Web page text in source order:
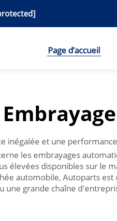
Page d’accueil
inégalée et une
les embrayages
élevées disponibles sur le
automobile, Autoparts
une grande chaîne